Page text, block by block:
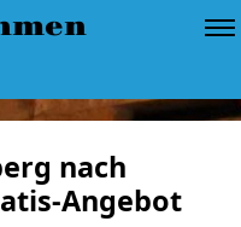
nach
Angebot